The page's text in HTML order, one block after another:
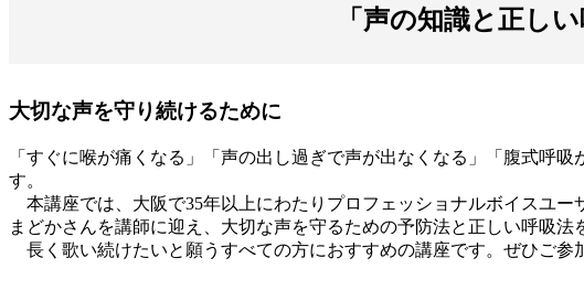
「声の知識と正し
大切な声を守り続けるために
「すぐに喉が痛くなる」「声の出し過ぎで声が出なくなる」「腹式呼
す。
本講座では、大阪で35年以上にわたりプロフェッショナルボイスユ
まどかさんを講師に迎え、大切な声を守るための予防法と正しい呼吸法
長く歌い続けたいと願うすべての方におすすめの講座です。ぜひご参